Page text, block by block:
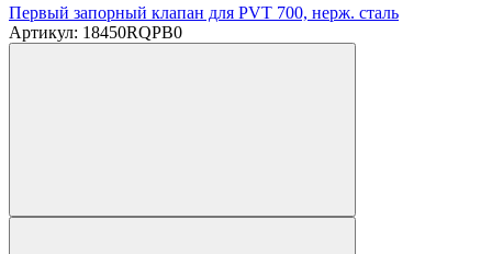
Первый запорный клапан для PVT 700, нерж. сталь
Артикул: 18450RQPB0